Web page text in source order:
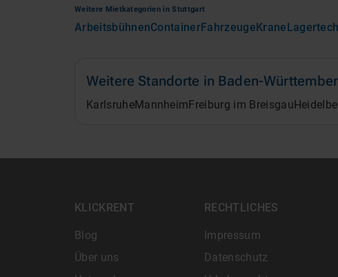
Weitere Mietkategorien in Stuttgart
ArbeitsbühnenContainerFahrzeugeKrane
Weitere Standorte in Baden-
KarlsruheMannheimFreiburg im Breisgau
KLICKRENT
Blog
Über uns
RECHTLICHES
Impressum
Datenschutz